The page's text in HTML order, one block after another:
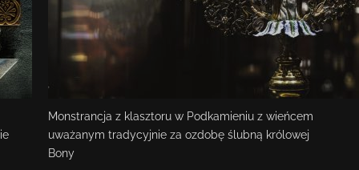
Monstrancja z klasztoru w Podkamieniu z wieńcem
uważanym tradycyjnie za ozdobę ślubną królowej
Bony